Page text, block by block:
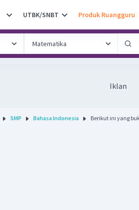
UTBK/SNBT Produk Ruangguru
Iklan
SMP Bahasa Indonesia Berikut ini yang